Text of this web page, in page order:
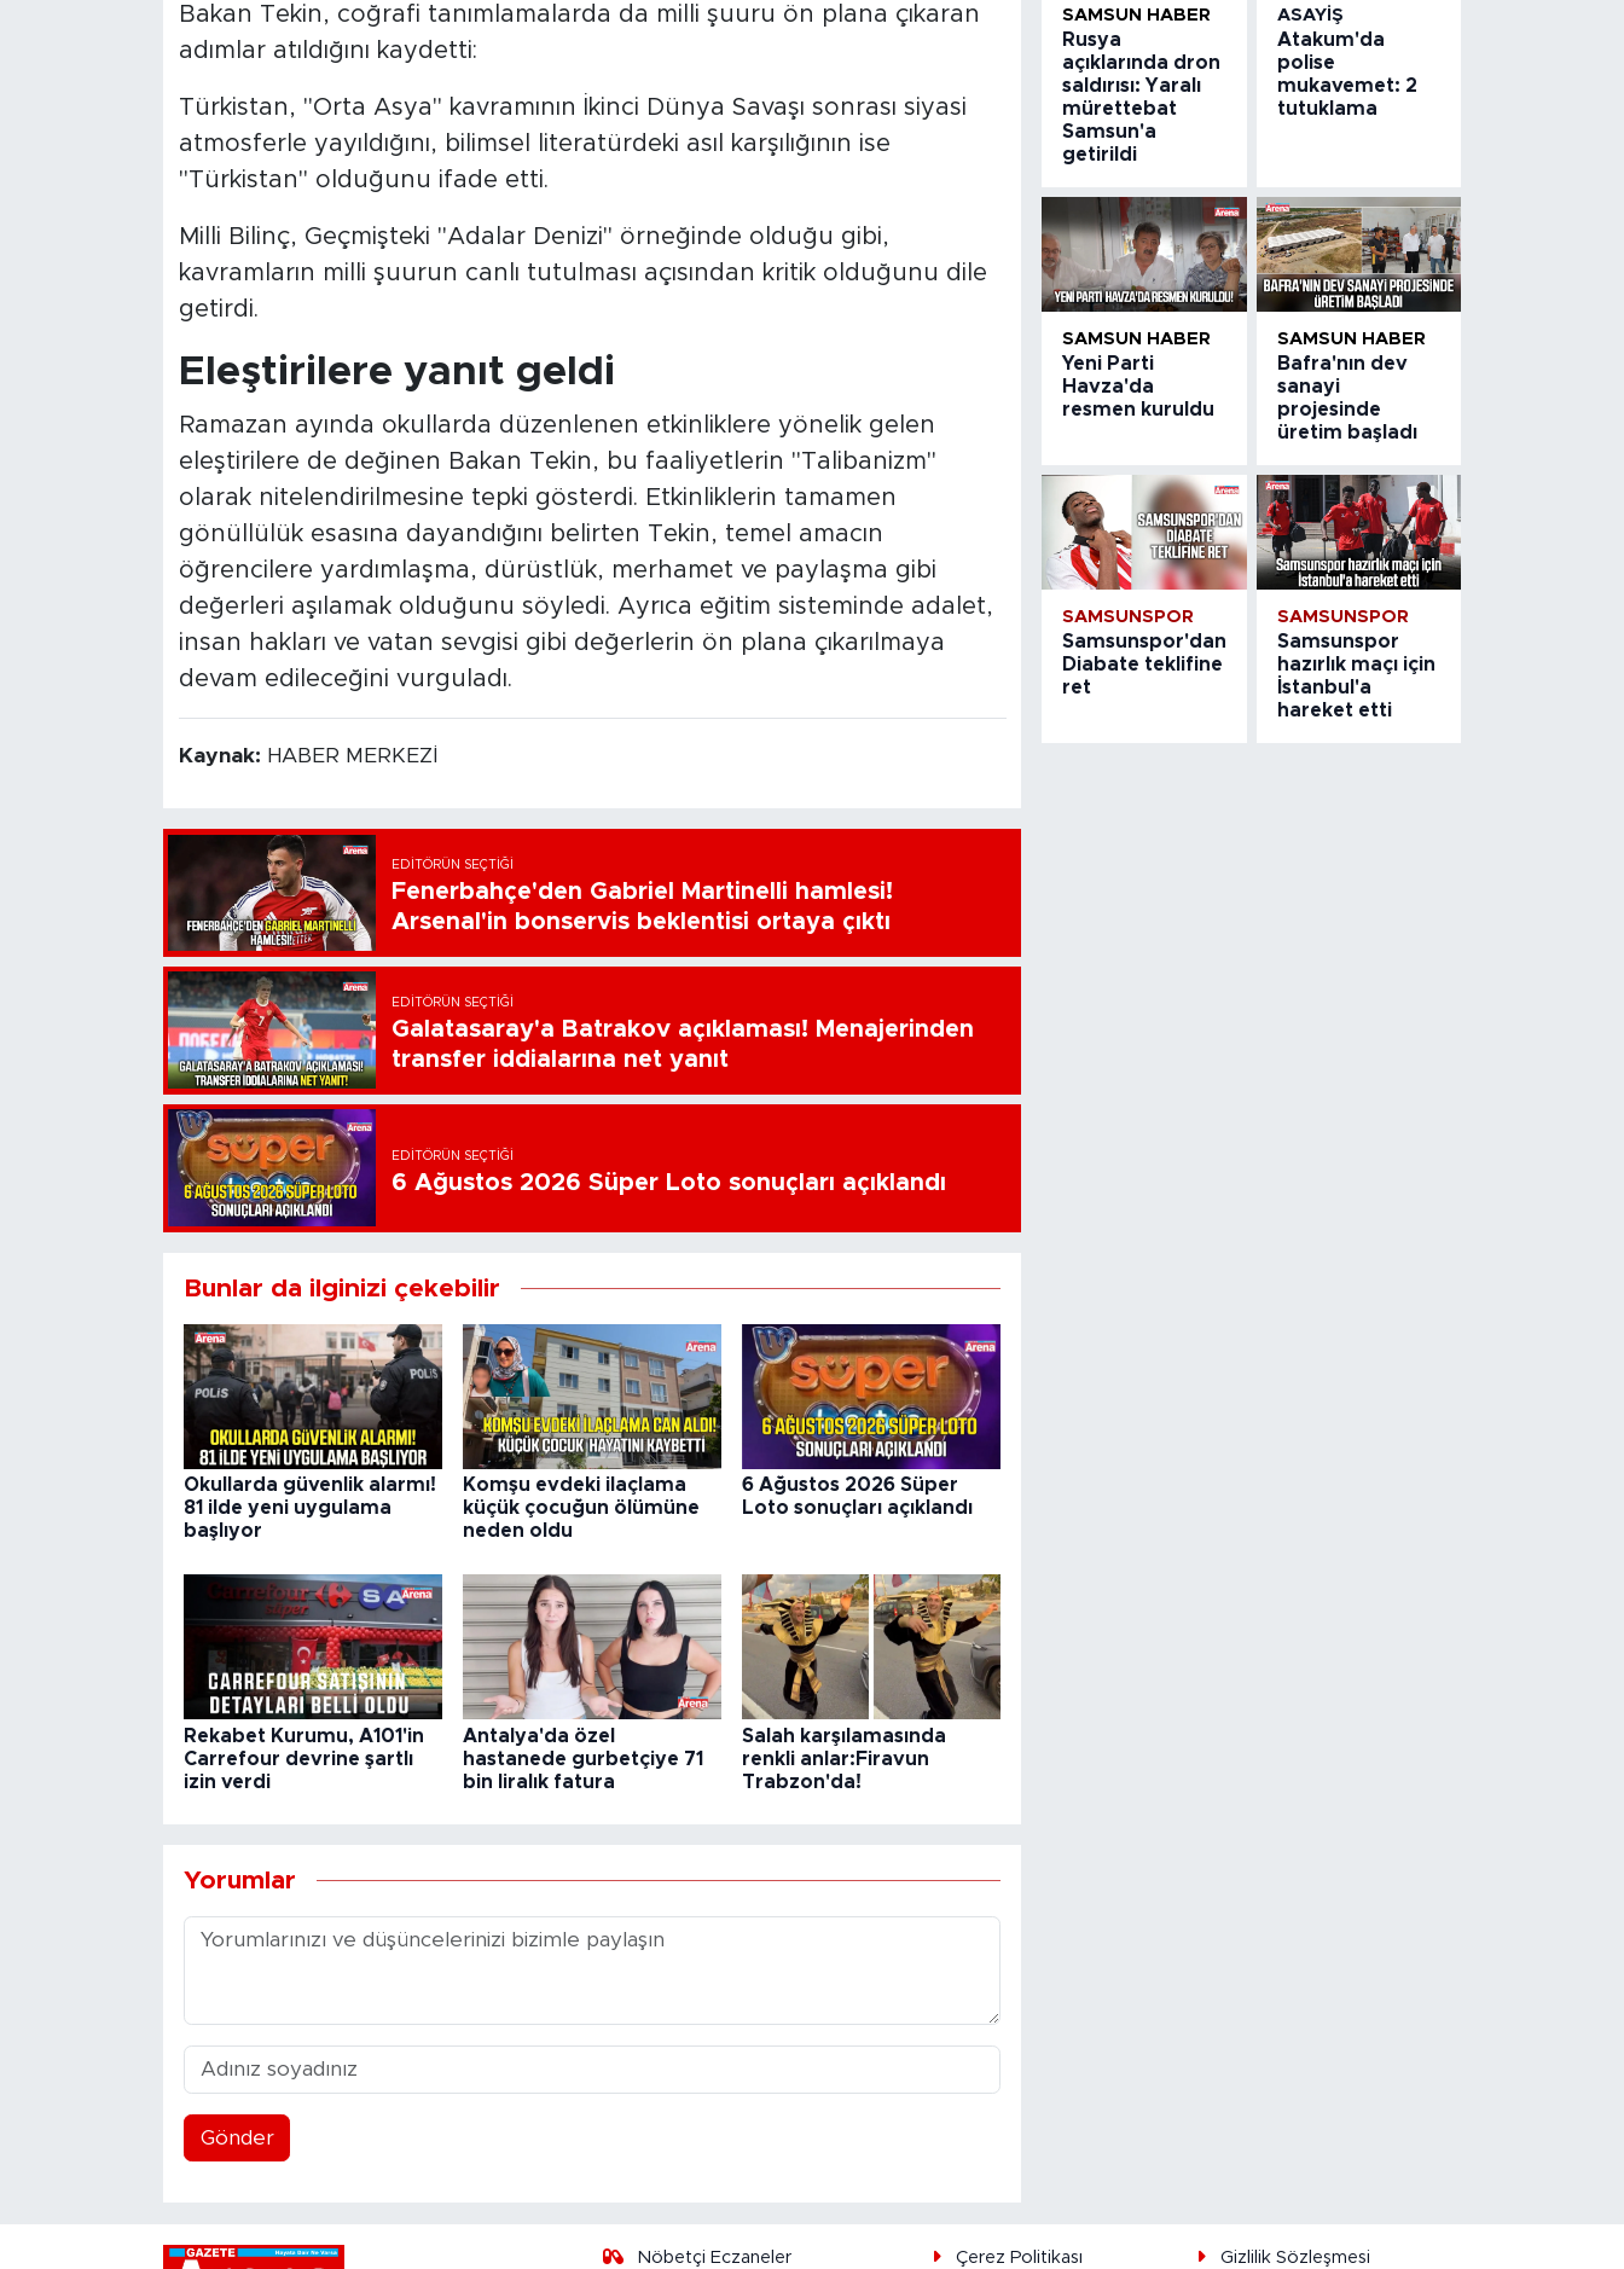
Bakan Tekin, coğrafi tanımlamalarda da milli şuuru ön plana çıkaran
adımlar atıldığını kaydetti:
Türkistan, "Orta Asya" kavramının İkinci Dünya Savaşı sonrası siyasi
atmosferle yayıldığını, bilimsel literatürdeki asıl karşılığının ise
"Türkistan" olduğunu ifade etti.
Milli Bilinç, Geçmişteki "Adalar Denizi" örneğinde olduğu gibi,
kavramların milli şuurun canlı tutulması açısından kritik olduğunu dile
getirdi.
Eleştirilere yanıt geldi
Ramazan ayında okullarda düzenlenen etkinliklere yönelik gelen
eleştirilere de değinen Bakan Tekin, bu faaliyetlerin "Talibanizm"
olarak nitelendirilmesine tepki gösterdi. Etkinliklerin tamamen
gönüllülük esasına dayandığını belirten Tekin, temel amacın
öğrencilere yardımlaşma, dürüstlük, merhamet ve paylaşma gibi
değerleri aşılamak olduğunu söyledi. Ayrıca eğitim sisteminde adalet,
insan hakları ve vatan sevgisi gibi değerlerin ön plana çıkarılmaya
devam edileceğini vurguladı.
Kaynak: HABER MERKEZİ
EDITÖRÜN SEÇTIĞI
Fenerbahçe'den Gabriel Martinelli hamlesi!
Arsenal'in bonservis beklentisi ortaya çıktı
EDITÖRÜN SEÇTIĞI
Galatasaray'a Batrakov açıklaması! Menajerinden
transfer iddialarına net yanıt
EDITÖRÜN SEÇTIĞI
6 Ağustos 2026 Süper Loto sonuçları açıklandı
Bunlar da ilginizi çekebilir
Okullarda güvenlik alarmı!
81 ilde yeni uygulama
başlıyor
Komşu evdeki ilaçlama
küçük çocuğun ölümüne
neden oldu
6 Ağustos 2026 Süper
Loto sonuçları açıklandı
Rekabet Kurumu, A101'in
Carrefour devrine şartlı
izin verdi
Antalya'da özel
hastanede gurbetçiye 71
bin liralık fatura
Salah karşılamasında
renkli anlar:Firavun
Trabzon'da!
Yorumlar
Gönder
SAMSUN HABER
Rusya
açıklarında dron
saldırısı: Yaralı
mürettebat
Samsun'a
getirildi
ASAYIŞ
Atakum'da
polise
mukavemet: 2
tutuklama
SAMSUN HABER
Yeni Parti
Havza'da
resmen kuruldu
SAMSUN HABER
Bafra'nın dev
sanayi
projesinde
üretim başladı
SAMSUNSPOR
Samsunspor'dan
Diabate teklifine
ret
SAMSUNSPOR
Samsunspor
hazırlık maçı için
İstanbul'a
hareket etti
Nöbetçi Eczaneler Çerez Politikası Gizlilik Sözleşmesi